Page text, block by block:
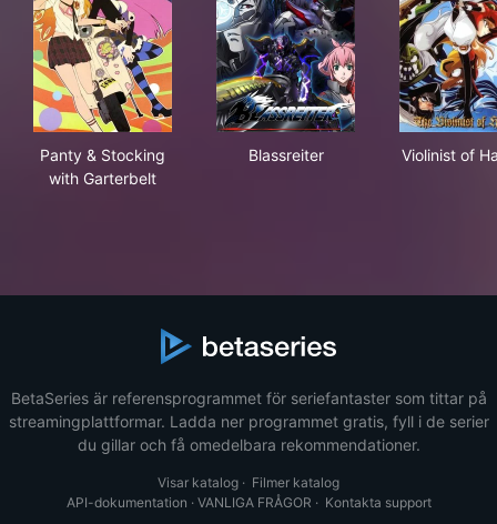
Panty & Stocking
with Garterbelt
Blassreiter Violinist of
BetaSeries är referensprogrammet för seriefantaster som tittar på
streamingplattformar. Ladda ner programmet gratis, fyll i de serier
du gillar och få omedelbara rekommendationer.
Visar katalog · Filmer katalog
API-dokumentation · VANLIGA FRÅGOR · Kontakta support